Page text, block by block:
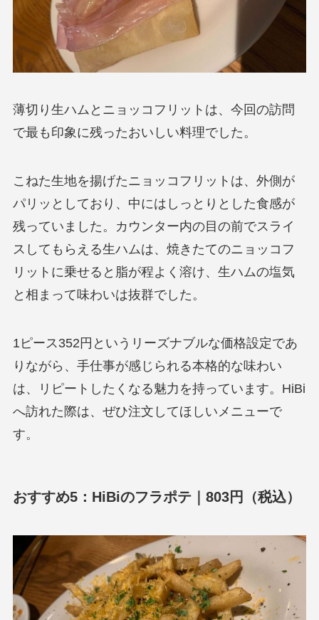
薄切り生ハムとニョッコフリットは、今回の訪問
で最も印象に残ったおいしい料理でした。
こねた生地を揚げたニョッコフリットは、外側が
パリッとしており、中にはしっとりとした食感が
残っていました。カウンター内の目の前でスライ
スしてもらえる生ハムは、焼きたてのニョッコフ
リットに乗せると脂が程よく溶け、生ハムの塩気
と相まって味わいは抜群でした。
1ピース352円というリーズナブルな価格設定であ
りながら、手仕事が感じられる本格的な味わい
は、リピートしたくなる魅力を持っています。HiBi
へ訪れた際は、ぜひ注文してほしいメニューで
す。
おすすめ5：HiBiのフラポテ｜803円（税込）